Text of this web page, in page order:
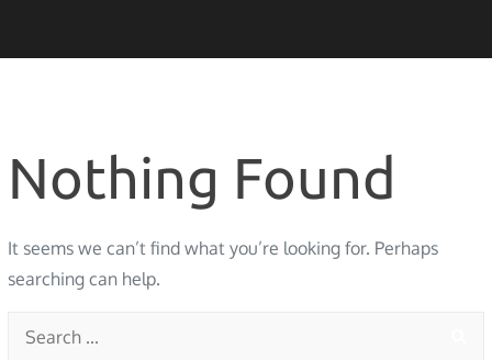
Nothing Found
It seems we can’t find what you’re looking for. Perhaps
searching can help.
Search